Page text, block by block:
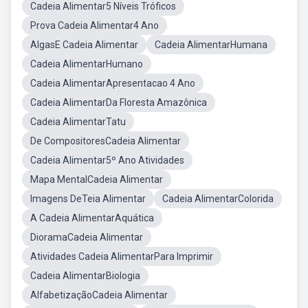
Cadeia Alimentar5 Níveis Tróficos
Prova Cadeia Alimentar4 Ano
AlgasE Cadeia Alimentar
Cadeia AlimentarHumana
Cadeia AlimentarHumano
Cadeia AlimentarApresentacao 4 Ano
Cadeia AlimentarDa Floresta Amazônica
Cadeia AlimentarTatu
De CompositoresCadeia Alimentar
Cadeia Alimentar5º Ano Atividades
Mapa MentalCadeia Alimentar
Imagens DeTeia Alimentar
Cadeia AlimentarColorida
A Cadeia AlimentarAquática
DioramaCadeia Alimentar
Atividades Cadeia AlimentarPara Imprimir
Cadeia AlimentarBiologia
AlfabetizaçãoCadeia Alimentar